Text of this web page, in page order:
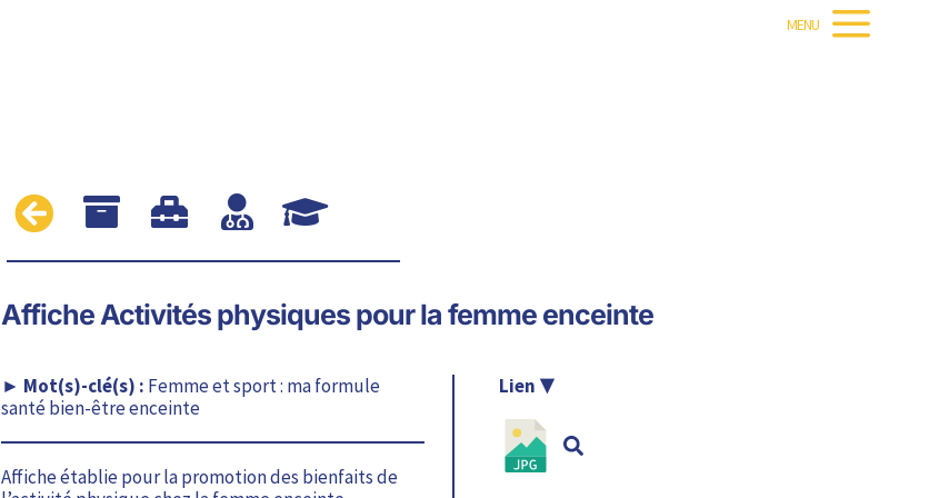
MENU
    
Affiche Activités physiques pour la femme enceinte
Femme et sport : ma formule
santé bien-être enceinte
Affiche établie pour la promotion des bienfaits de